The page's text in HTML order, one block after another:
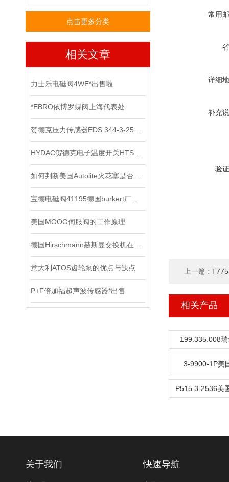
点击更多分类
相关文章
力士乐电磁阀4WE*出售啦
*EBRO依博罗蝶阀上海代表处
美国MOOG伺服阀的工作原理
意大利ATOS齿轮泵的优点与缺点
P+F倍加福超声波传感器*出售
常用
详细
补充
验
上一篇 :
相关产品
199.335.008
3-9900-1P美
关于我们 快速导航